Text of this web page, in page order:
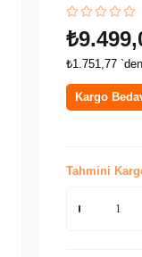
₺1.751,77
Kargo
Tahmini